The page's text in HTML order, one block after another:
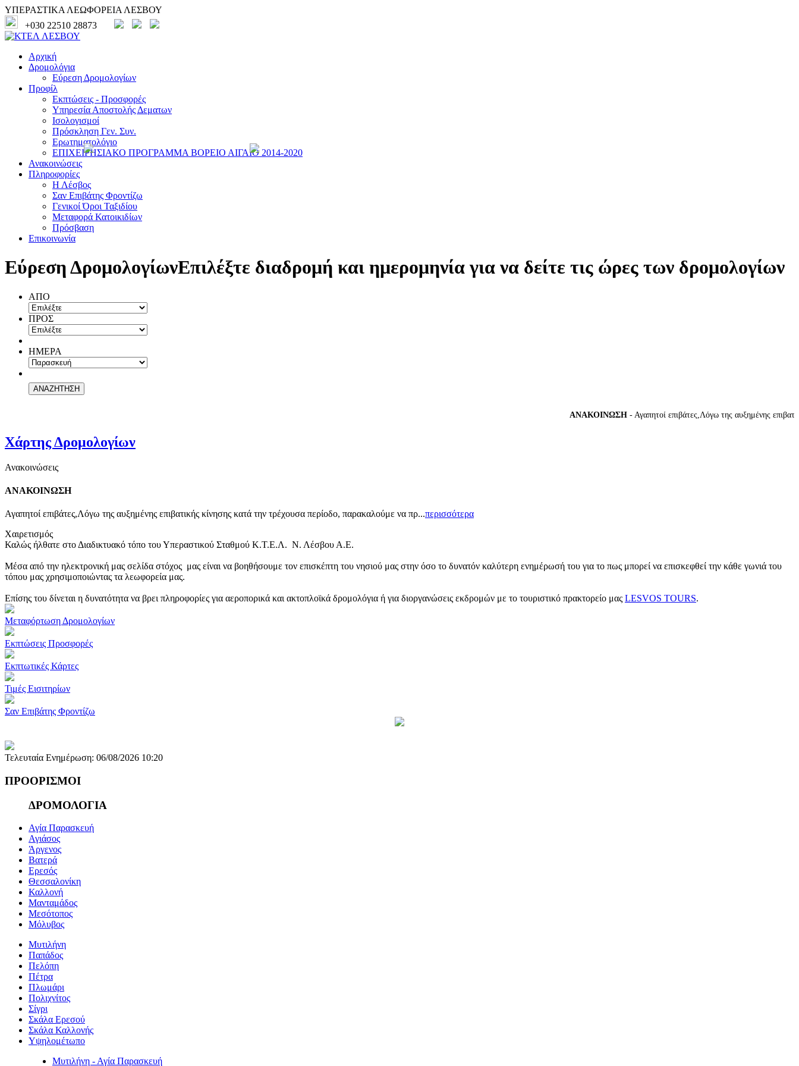
ΥΠΕΡΑΣΤΙΚΑ ΛΕΩΦΟΡΕΙΑ ΛΕΣΒΟΥ
+030 22510 28873
Αρχική
Δρομολόγια
Εύρεση Δρομολογίων
Προφίλ
Εκπτώσεις - Προσφορές
Υπηρεσία Αποστολής Δεματων
Ισολογισμοί
Πρόσκληση Γεν. Συν.
Ερωτηματολόγιο
ΕΠΙΧΕΙΡΗΣΙΑΚΟ ΠΡΟΓΡΑΜΜΑ ΒΟΡΕΙΟ ΑΙΓΑΙΟ 2014-2020
Ανακοινώσεις
Πληροφορίες
Η Λέσβος
Σαν Επιβάτης Φροντίζω
Γενικοί Όροι Ταξιδίου
Μεταφορά Κατοικιδίων
Πρόσβαση
Επικοινωνία
Εύρεση ΔρομολογίωνΕπιλέξτε διαδρομή και ημερομηνία για να δείτε τις ώρες των δρομολογίων
ΑΠΟ
ΠΡΟΣ
ΗΜΕΡΑ
ΑΝΑΚΟΙΝΩΣΗ- Αγαπητοί επιβάτες,Λόγω της αυξημένης
Χάρτης Δρομολογίων
Ανακοινώσεις
ΑΝΑΚΟΙΝΩΣΗ
Αγαπητοί επιβάτες,Λόγω της αυξημένης επιβατικής κίνησης κατά την τρέχουσα περίοδο, παρακαλούμε να πρ...περισσότερα
Χαιρετισμός
Καλώς ήλθατε στο Διαδικτυακό τόπο του Υπεραστικού Σταθμού Κ.Τ.Ε.Λ. Ν. Λέσβου Α.Ε.
Μέσα από την ηλεκτρονική μας σελίδα στόχος μας είναι να βοηθήσουμε τον επισκέπτη του νησιού μας στην όσο το δυνατόν καλύτερη ενημέρωσή του για το πως μπορεί να επισκεφθεί την κάθε γωνιά του
τόπου μας χρησιμοποιώντας τα λεωφορεία μας.
Επίσης του δίνεται η δυνατότητα να βρει πληροφορίες για αεροπορικά και ακτοπλοϊκά δρομολόγια ή για διοργανώσεις εκδρομών με το τουριστικό πρακτορείο μας LESVOS TOURS.
Μεταφόρτωση Δρομολογίων
Εκπτώσεις Προσφορές
Εκπτωτικές Κάρτες
Τιμές Εισιτηρίων
Σαν Επιβάτης Φροντίζω
Τελευταία Ενημέρωση: 06/08/2026 10:20
ΠΡΟΟΡΙΣΜΟΙ
ΔΡΟΜΟΛΟΓΙΑ
Αγία Παρασκευή
Αγιάσος
Άργενος
Βατερά
Ερεσός
Θεσσαλονίκη
Καλλονή
Μανταμάδος
Μεσότοπος
Μόλυβος
Μυτιλήνη
Παπάδος
Πελόπη
Πέτρα
Πλωμάρι
Πολιχνίτος
Σίγρι
Σκάλα Ερεσού
Σκάλα Καλλονής
Υψηλομέτωπο
Μυτιλήνη - Αγία Παρασκευή